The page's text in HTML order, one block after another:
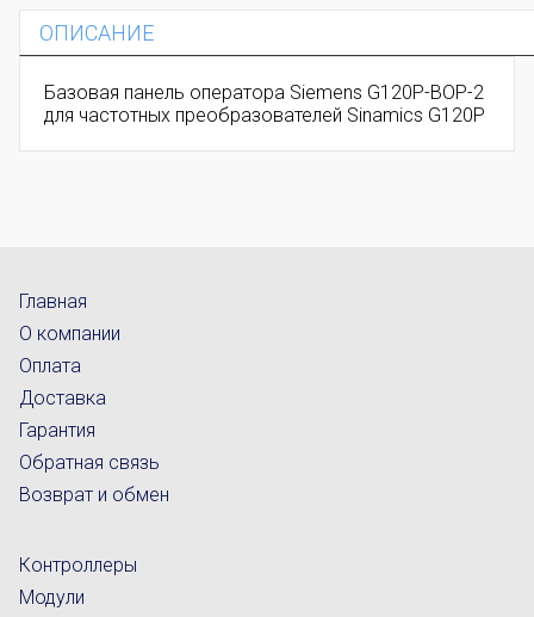
ОПИСАНИЕ
Базовая панель оператора Siemens G120P-BOP-2
для частотных преобразователей Sinamics G120P
Главная
О компании
Оплата
Доставка
Гарантия
Обратная связь
Возврат и обмен
Контроллеры
Модули